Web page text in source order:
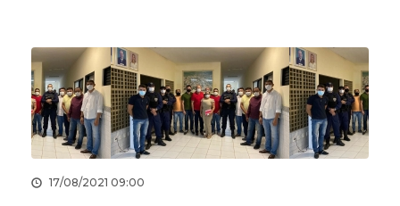
17/08/2021 09:00